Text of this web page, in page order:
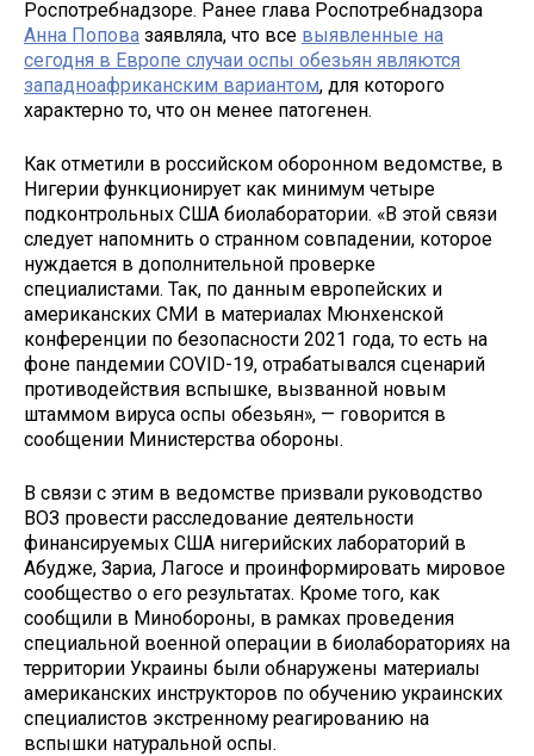
Роспотребнадзоре. Ранее глава Роспотребнадзора
Анна Попова заявляла, что все выявленные на
сегодня в Европе случаи оспы обезьян являются
западноафриканским вариантом, для которого
характерно то, что он менее патогенен.
Как отметили в российском оборонном ведомстве, в
Нигерии функционирует как минимум четыре
подконтрольных США биолаборатории. «В этой связи
следует напомнить о странном совпадении, которое
нуждается в дополнительной проверке
специалистами. Так, по данным европейских и
американских СМИ в материалах Мюнхенской
конференции по безопасности 2021 года, то есть на
фоне пандемии COVID-19, отрабатывался сценарий
противодействия вспышке, вызванной новым
штаммом вируса оспы обезьян», — говорится в
сообщении Министерства обороны.
В связи с этим в ведомстве призвали руководство
ВОЗ провести расследование деятельности
финансируемых США нигерийских лабораторий в
Абудже, Зариа, Лагосе и проинформировать мировое
сообщество о его результатах. Кроме того, как
сообщили в Минобороны, в рамках проведения
специальной военной операции в биолабораториях на
территории Украины были обнаружены материалы
американских инструкторов по обучению украинских
специалистов экстренному реагированию на
вспышки натуральной оспы.